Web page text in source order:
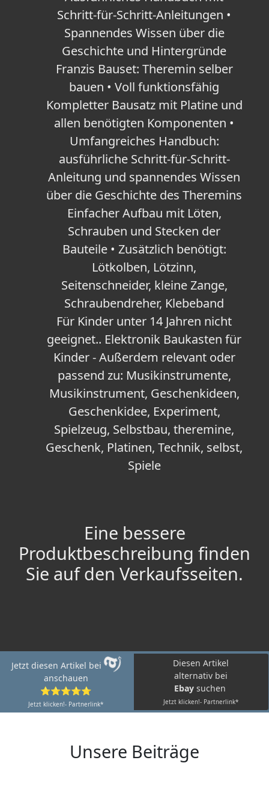
Schritt-für-Schritt-Anleitungen •
Spannendes Wissen über die
Geschichte und Hintergründe
Franzis Bauset: Theremin selber
bauen • Voll funktionsfähig
Kompletter Bausatz mit Platine und
allen benötigten Komponenten •
Umfangreiches Handbuch:
ausführliche Schritt-für-Schritt-
Anleitung und spannendes Wissen
über die Geschichte des Theremins
Einfacher Aufbau mit Löten,
Schrauben und Stecken der
Bauteile • Zusätzlich benötigt:
Lötkolben, Lötzinn,
Seitenschneider, kleine Zange,
Schraubendreher, Klebeband
Für Kinder unter 14 Jahren nicht
geeignet.. Elektronik Baukasten für
Kinder - Außerdem relevant oder
passend zu: Musikinstrumente,
Musikinstrument, Geschenkideen,
Geschenkidee, Experiment,
Spielzeug, Selbstbau, theremine,
Geschenk, Platinen, Technik, selbst,
Spiele
Eine bessere
Produktbeschreibung finden
Sie auf den Verkaufsseiten.
Jetzt diesen Artikel bei
anschauen
⭐⭐⭐⭐⭐
Jetzt klicken!- Partnerlink*
Diesen Artikel
alternativ bei
Ebay suchen
Jetzt klicken!- Partnerlink*
Unsere Beiträge